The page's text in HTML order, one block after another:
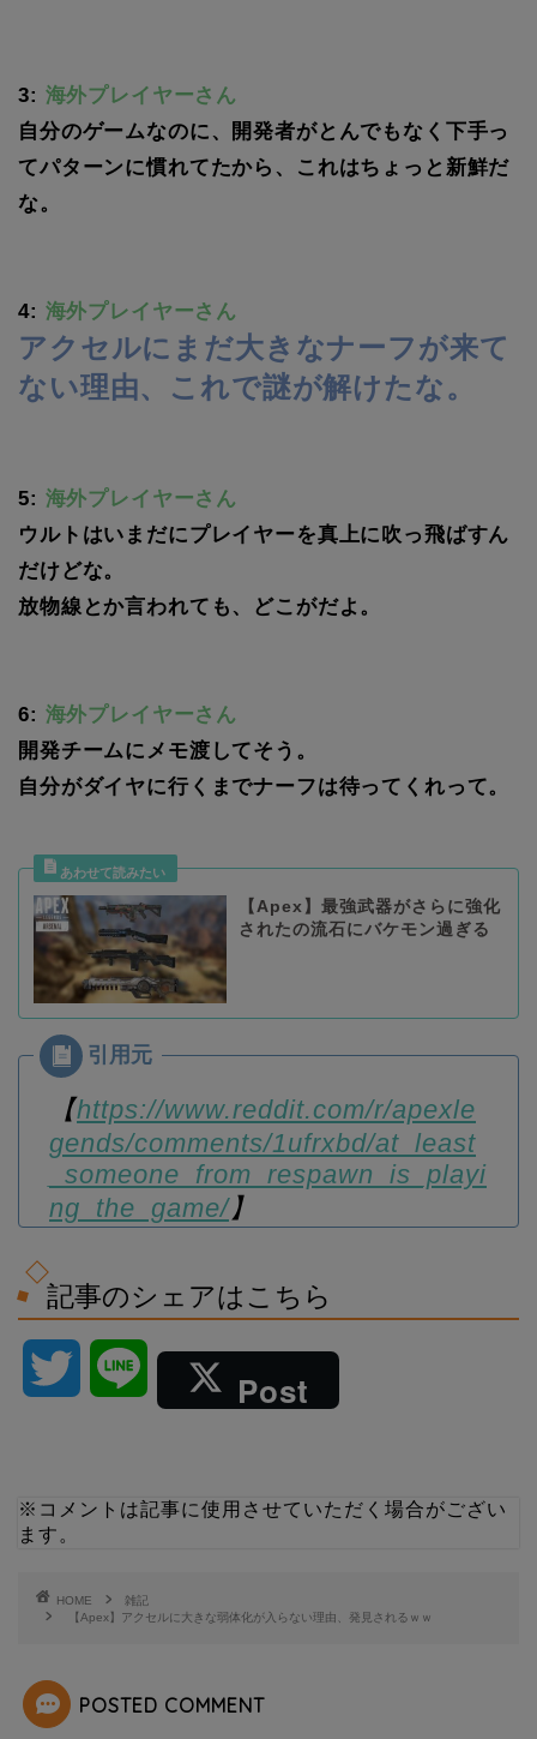
3: 海外プレイヤーさん
自分のゲームなのに、開発者がとんでもなく下手っ
てパターンに慣れてたから、これはちょっと新鮮だ
な。
4: 海外プレイヤーさん
アクセルにまだ大きなナーフが来て
ない理由、これで謎が解けたな。
5: 海外プレイヤーさん
ウルトはいまだにプレイヤーを真上に吹っ飛ばすん
だけどな。
放物線とか言われても、どこがだよ。
6: 海外プレイヤーさん
開発チームにメモ渡してそう。
自分がダイヤに行くまでナーフは待ってくれって。
【Apex】最強武器がさらに強化
されたの流石にバケモン過ぎる
【https://www.reddit.com/r/apexle
gends/comments/1ufrxbd/at_least
_someone_from_respawn_is_playi
ng_the_game/】
記事のシェアはこちら
t
r
Post
※コメントは記事に使用させていただく場合がござい
ます。
HOME
雑記
【Apex】アクセルに大きな弱体化が入らない理由、発見されるｗｗ
POSTED COMMENT